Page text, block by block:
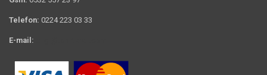
Telefon: 0224 223 03 33
E-mail: